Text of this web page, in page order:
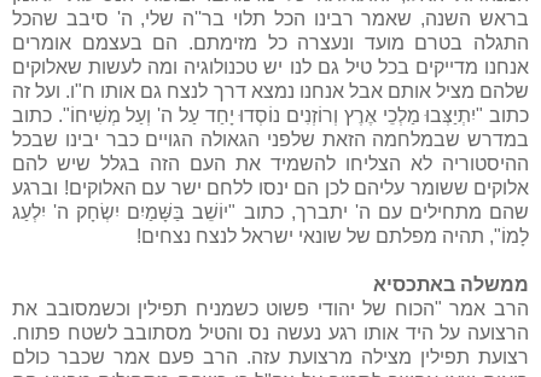
בראש השנה, שאמר רבינו הכל תלוי בר''ה שלי, ה' סיבב שהכל
התגלה בטרם מועד ונעצרה כל מזימתם. הם בעצמם אומרים
אנחנו מדייקים בכל טיל גם לנו יש טכנולוגיה ומה לעשות שאלוקים
שלהם מציל אותם אבל אנחנו נמצא דרך לנצח גם אותו ח"ו. ועל זה
כתוב "יִתְיַצְּבוּ מַלְכֵי אֶרֶץ וְרוֹזְנִים נוֹסְדוּ יָחַד עַל ה' וְעַל מְשִׁיחוֹ". כתוב
במדרש שבמלחמה הזאת שלפני הגאולה הגויים כבר יבינו שבכל
ההיסטוריה לא הצליחו להשמיד את העם הזה בגלל שיש להם
אלוקים ששומר עליהם לכן הם ינסו ללחם ישר עם האלוקים! וברגע
שהם מתחילים עם ה' יתברך, כתוב "יוֹשֵׁב בַּשָּׁמַיִם יִשְׂחָק ה' יִלְעַג
לָמוֹ", תהיה מפלתם של שונאי ישראל לנצח נצחים!
ממשלה באתכסיא
הרב אמר "הכוח של יהודי פשוט כשמניח תפילין וכשמסובב את
הרצועה על היד אותו רגע נעשה נס והטיל מסתובב לשטח פתוח.
רצועת תפילין מצילה מרצועת עזה. הרב פעם אמר שכבר כולם